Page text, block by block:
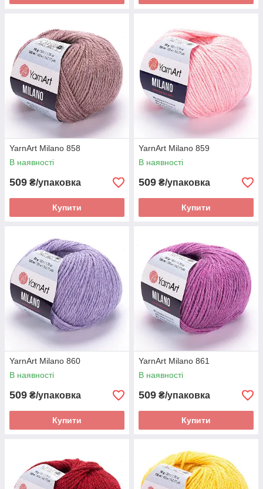
YarnArt Milano 858
В наявності
509 ₴/упаковка
Купити
YarnArt Milano 859
В наявності
509 ₴/упаковка
Купити
YarnArt Milano 860
В наявності
509 ₴/упаковка
Купити
YarnArt Milano 861
В наявності
509 ₴/упаковка
Купити